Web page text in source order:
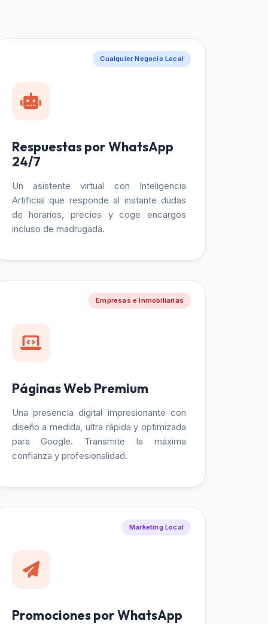
Cualquier Negocio Local
Respuestas por WhatsApp
24/7
Un asistente virtual con Inteligencia
Artificial que responde al instante dudas
de horarios, precios y coge encargos
incluso de madrugada.
Empresas e Inmobiliarias
Páginas Web Premium
Una presencia digital impresionante con
diseño a medida, ultra rápida y optimizada
para Google. Transmite la máxima
confianza y profesionalidad.
Marketing Local
Promociones por WhatsApp